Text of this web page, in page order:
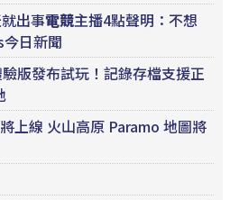
出事電競主播4點聲明：不想
日新聞
版發布試玩！記錄存檔支援正
上線 火山高原 Paramo 地圖將